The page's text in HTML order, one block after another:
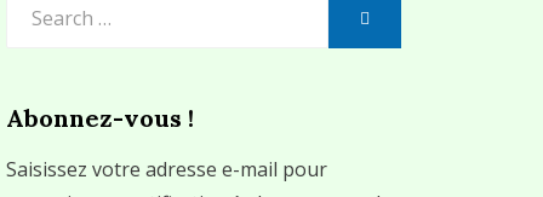
Abonnez-vous !
Saisissez votre adresse e-mail pour